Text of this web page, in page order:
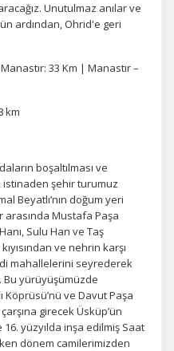
belirleyin.
,çerez kullanımve
Unutulmaz anılar ve
ardından, Ohrid'e geri
33 Km | Manastır –
km
boşaltılması ve
istinaden şehir turumuz
Beyatlı’nın doğum yeri
arasında Mustafa Paşa
Sulu Han ve Taş
ve nehrin karşı
mahallelerini seyrederek
yürüyüşümüzde
Köprüsü’nü ve Davut Paşa
girecek Üsküp’ün
yüzyılda inşa edilmiş Saat
dönem camilerimizden